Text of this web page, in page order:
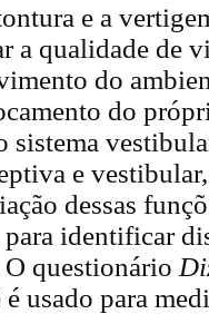
e a
a qualidade de
do
do
sistema
e
dessas
identificar
questionário
usado para